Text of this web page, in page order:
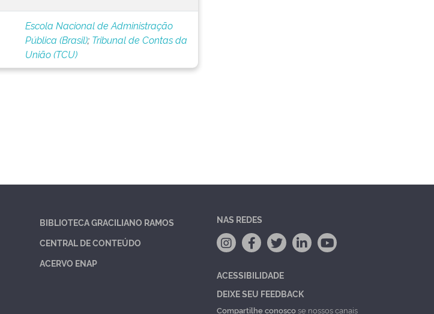
Escola Nacional de Administração
Pública (Brasil); Tribunal de Contas da
União (TCU)
BIBLIOTECA GRACILIANO RAMOS
CENTRAL DE CONTEÚDO
ACERVO ENAP
NAS REDES
ACESSIBILIDADE
DEIXE SEU FEEDBACK
Compartilhe conoscose nossos canais